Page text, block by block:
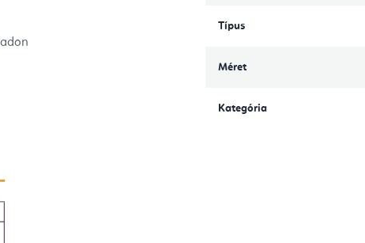
Típus
Méret
Kategória